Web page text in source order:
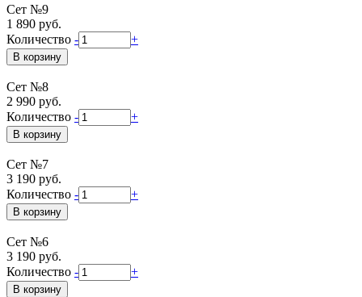
Сет №9
1 890 руб.
Количество - +
Сет №8
2 990 руб.
Количество - +
Сет №7
3 190 руб.
Количество - +
Сет №6
3 190 руб.
Количество - +